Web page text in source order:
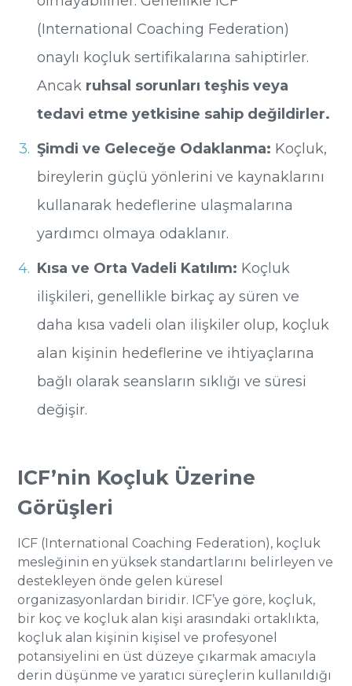
(International Coaching Federation)
onaylı koçluk sertifikalarına sahiptirler.
Ancak ruhsal sorunları teşhis veya
tedavi etme yetkisine sahip değildirler.
Şimdi ve Geleceğe Odaklanma: Koçluk,
bireylerin güçlü yönlerini ve kaynaklarını
kullanarak hedeflerine ulaşmalarına
yardımcı olmaya odaklanır.
Kısa ve Orta Vadeli Katılım: Koçluk
ilişkileri, genellikle birkaç ay süren ve
daha kısa vadeli olan ilişkiler olup, koçluk
alan kişinin hedeflerine ve ihtiyaçlarına
bağlı olarak seansların sıklığı ve süresi
değişir.
ICF’nin Koçluk Üzerine
Görüşleri
ICF (International Coaching Federation), koçluk
mesleğinin en yüksek standartlarını belirleyen ve
destekleyen önde gelen küresel
organizasyonlardan biridir. ICF’ye göre, koçluk,
bir koç ve koçluk alan kişi arasındaki ortaklıkta,
koçluk alan kişinin kişisel ve profesyonel
potansiyelini en üst düzeye çıkarmak amacıyla
derin düşünme ve yaratıcı süreçlerin kullanıldığı